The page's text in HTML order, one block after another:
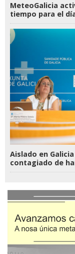
MeteoGalicia
tiempo para el
Aislado en
contagiado de